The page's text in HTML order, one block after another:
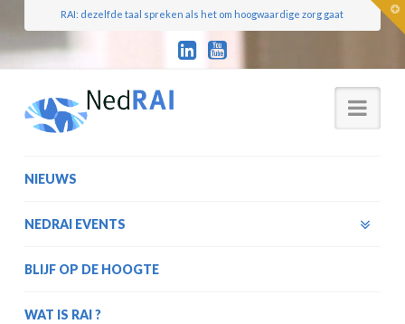
RAI: dezelfde taal spreken als het om hoogwaardige zorg gaat
NIEUWS
NEDRAI EVENTS
BLIJF OP DE HOOGTE
WAT IS RAI ?